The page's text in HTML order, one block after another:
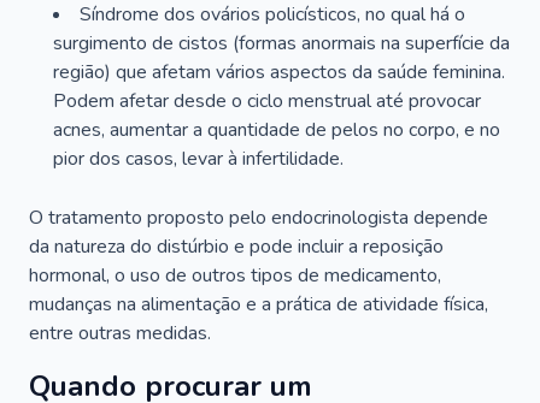
Síndrome dos ovários policísticos, no qual há o
surgimento de cistos (formas anormais na superfície da
região) que afetam vários aspectos da saúde feminina.
Podem afetar desde o ciclo menstrual até provocar
acnes, aumentar a quantidade de pelos no corpo, e no
pior dos casos, levar à infertilidade.
O tratamento proposto pelo endocrinologista depende
da natureza do distúrbio e pode incluir a reposição
hormonal, o uso de outros tipos de medicamento,
mudanças na alimentação e a prática de atividade física,
entre outras medidas.
Quando procurar um